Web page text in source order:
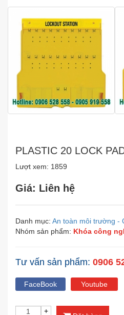
PLASTIC 20 LOCK
Lượt xem: 1859
Giá: Liên hệ
Danh mục: An toàn môi trường -
Nhóm sản phẩm: Khóa công
Tư vấn sản phẩm: 0906
FaceBook Youtube